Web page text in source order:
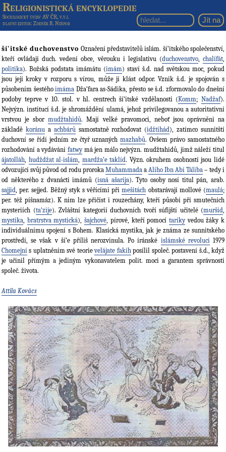
Religionistická encyklopedie
Sociologický ústav AV ČR, v.v.i.
hlavní editor: Zdeněk R. Nešpor
ší'itské duchovenstvo Označení představitelů islám. ší‘itského společenství,
kteří ovládají duch. vedení obce, věrouku i legislativu (duchovenstvo,chalífát,
politika). Božská podstata imámátu (imám) staví š.d. nad světskou moc, pokud
jsou její kroky v rozporu s vírou, může jí klást odpor. Vznik š.d. je spojován s
působením šestéhoimáma Dža‘fara as-Sádika, přesto se š.d. zformovalo do dnešní
podoby teprve v 10. stol. v hl. centrech ší‘itské vzdělanosti (Komm;Nadžaf).
Nejvýzn. institucí š.d. je shromáždění ulamá, jehož privilegovanou a autoritativní
vrstvou je sbormudžtahidů. Mají velké pravomoci, neboť jsou oprávněni na
základě koránua achbárůsamostatně rozhodovat (idžtihád), zatímco sunnitští
duchovní se řídí jedním ze čtyř uznanýchmazhabů. Ovšem právo samostatného
rozhodování a vydávání fatwymá jen málo nejvýzn. mudžtahidů, jimž náleží titul
ájatolláh, hudždžat al-islám, mardža‘e taklíd. Význ. okruhem osobností jsou lidé
odvozující svůj původ od rodu proroka Muhammada a Alího Ibn Abí Táliba – tedy i
od některého z dvanácti imámů (isná ašaríja). Tyto osoby nosí titul pán, arab.
sajjid, per. sejjed. Běžný styk s věřícími přimešitách obstarávají mollové (maulá;
per. též píšnamáz). K nim lze přičíst i rouzechány, kteří působí při smutečních
mysteriích (ta‘zije). Zvláštní kategorii duchovních tvoří súfijští učitelé (muršid,
mystika, bratrstva mystická),šajchové, pírové, kteří pomocí taríkyvedou žáky k
individuálnímu spojení s Bohem. Klasická mystika, jak je známa ze sunnitského
prostředí, se však v ší‘e příliš nerozvinula. Po íránské islámské revoluci1979
Chomejní s uplatněním své teorievelájate fakíhposílil společ. postavení š.d., když
je učinil přímým a jediným vykonavatelem polit. moci a garantem správnosti
společ. života.
Attila Kovács